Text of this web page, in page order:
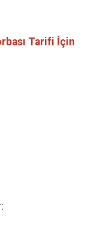
Tarifi İçin